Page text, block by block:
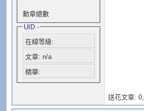
勳章總數
UID -
在線等級:
文章: n/a
精華:
送花文章: 0,